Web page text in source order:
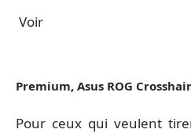
Voir
Premium, Asus ROG
Pour ceux qui veulent